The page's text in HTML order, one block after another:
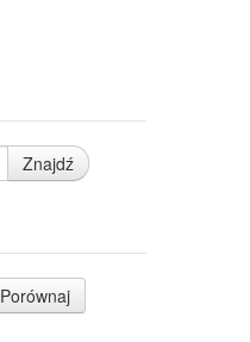
Znajdź
Porównaj